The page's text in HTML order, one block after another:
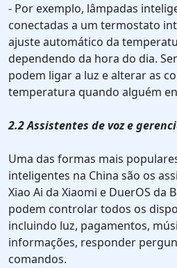
- Por exemplo, lâmpadas
conectadas a um termostato
ajuste automático da
dependendo da hora do dia.
podem ligar a luz e alterar as
temperatura quando alguém
2.2 Assistentes de voz e
Uma das formas mais
inteligentes na China são os
Xiao Ai da Xiaomi e DuerOS da
podem controlar todos os
incluindo luz, pagamentos,
informações, responder
comandos.